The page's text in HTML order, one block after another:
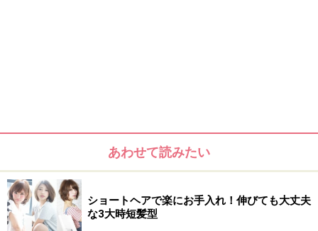
あわせて読みたい
ショートヘアで楽にお手入れ！伸びても大丈夫
な3大時短髪型